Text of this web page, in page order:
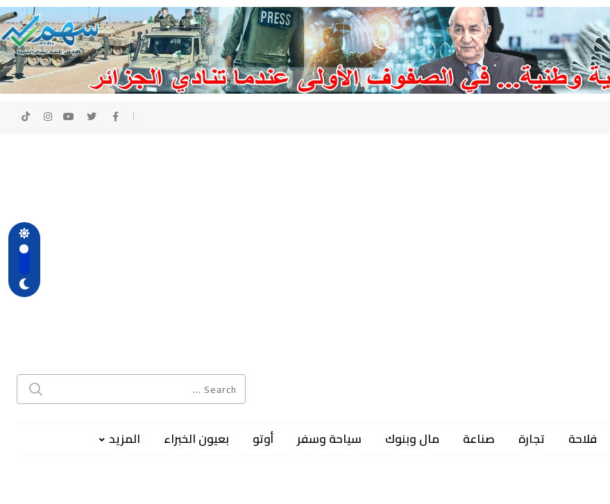
فلاحة تجارة صناعة مال وبنوك سياحة وسفر أوتو بعيون الخبراء المزيد